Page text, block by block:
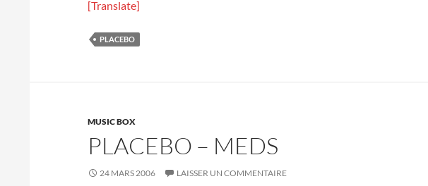
[Translate]
PLACEBO
MUSIC BOX
PLACEBO – MEDS
24 MARS 2006 LAISSER UN COMMENTAIRE